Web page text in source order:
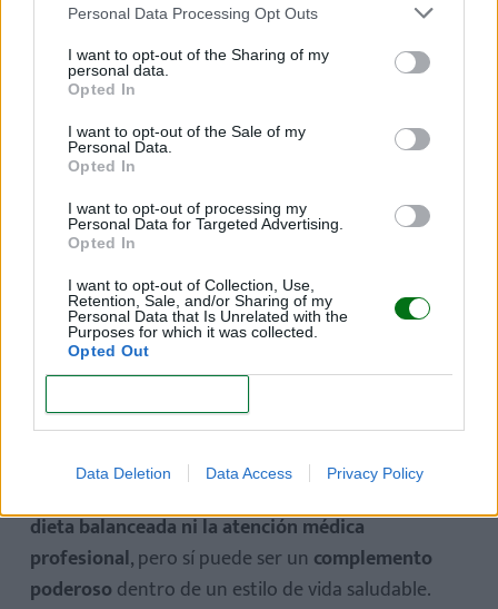
Personal Data Processing Opt Outs
I want to opt-out of the Sharing of my
personal data.
Opted In
I want to opt-out of the Sale of my
Personal Data.
Opted In
I want to opt-out of processing my
Personal Data for Targeted Advertising.
Opted In
I want to opt-out of Collection, Use,
Retention, Sale, and/or Sharing of my
Personal Data that Is Unrelated with the
Purposes for which it was collected.
Opted Out
Data Deletion Data Access Privacy Policy
Acompañar su consumo con hábitos saludables
una alimentación equilibrada, ejercicio regular y
descanso suficiente son esenciales para que sus
efectos sean óptimos.
algas con astaxantinaofrecen una forma
natural y segura de
el bienestar femenino. Sus propiedades
antioxidantes no solo benefician la fertilidad, sino
inmunológico y el corazón.
Como sugiere el
integrar este tipo de compuestos a tu rutina puede
ser un paso clave hacia una salud más equilibrada y
dieta balanceada ni la atención médica
profesional, pero sí puede ser un complemento
poderoso dentro de un estilo de vida saludable.